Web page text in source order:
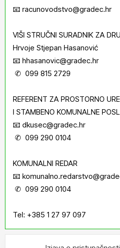
📧 racunovodstvo@gradec.hr
VIŠI STRUČNI SURADNIK ZA
Hrvoje Stjepan Hasanović
📧 hhasanovic@gradec.hr
✆ 099 815 2729
REFERENT ZA PROSTORNO
I STAMBENO KOMUNALNE
📧 dkusec@gradec.hr
✆ 099 290 0104
KOMUNALNI REDAR
📧
✆ 099 290 0104
Tel: +385 1 27 97 097